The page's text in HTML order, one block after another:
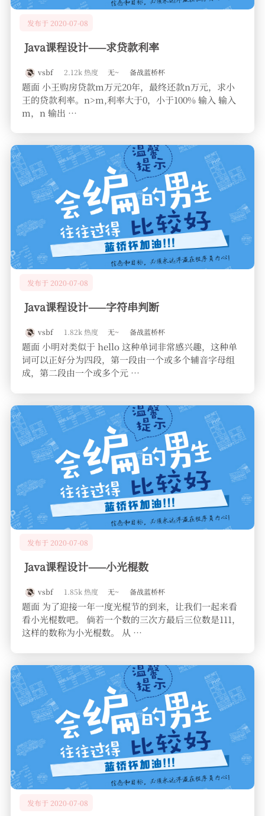
发布于 2020-07-08
Java课程设计——求贷款利率
vsbf 2.12k 热度 无~ 备战蓝桥杯
题面 小王购房贷款m万元20年，最终还款n万元，求小
王的贷款利率。n>m,利率大于0，小于100% 输入 输入
m，n 输出 …
发布于 2020-07-08
Java课程设计——字符串判断
vsbf 1.82k 热度 无~ 备战蓝桥杯
题面 小明对类似于 hello 这种单词非常感兴趣，这种单
词可以正好分为四段，第一段由一个或多个辅音字母组
成，第二段由一个或多个元 …
发布于 2020-07-08
Java课程设计——小光棍数
vsbf 1.85k 热度 无~ 备战蓝桥杯
题面 为了迎接一年一度光棍节的到来，让我们一起来看
看小光棍数吧。 倘若一个数的三次方最后三位数是111，
这样的数称为小光棍数。 从 …
发布于 2020-07-08